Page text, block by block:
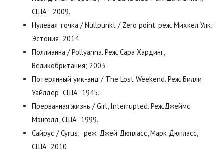
США; 2009.
Нулевая точка / Nullpunkt / Zero point. реж. Михкел Улк;
Эстония; 2014
Поллианна / Pollyanna. Реж. Сара Хардинг,
Великобритания; 2003.
Потерянный уик-энд / The Lost Weekend. Реж. Билли
Уайлдер; США; 1945.
Прерванная жизнь / Girl, Interrupted. Реж.Джеймс
Мэнголд, США; 1999.
Сайрус / Cyrus; реж. Джей Дюпласс, Марк Дюпласс,
США; 2010